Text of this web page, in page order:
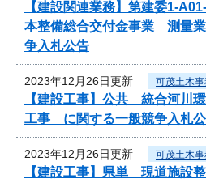
【建設関連業務】第建委1-
本整備総合交付金事業 測量
争入札公告
2023年12月26日更新 可茂土木
【建設工事】公共 統合河川
工事 に関する一般競争入札
2023年12月26日更新 可茂土木
【建設工事】県単 現道施設